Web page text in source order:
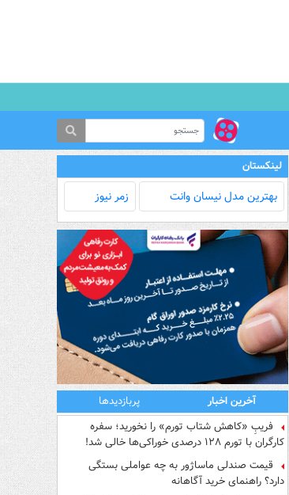
لینکستان
بهترین مدل‌ نیسان وانت زمر نیوز
آخرین اخبار
پربازدیدها
فریبِ «کاهش شتاب تورم» را نخورید؛ سفره
کارگران با تورم ۱۲۸ درصدی خوراکی‌ها خالی شد!
قیمت صندلی ماساژور به چه عواملی بستگی
دارد؟ راهنمای خرید آگاهانه